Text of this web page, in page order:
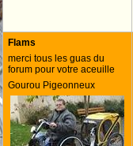
Flams
merci tous les guas du
forum pour votre aceuille
Gourou Pigeonneux